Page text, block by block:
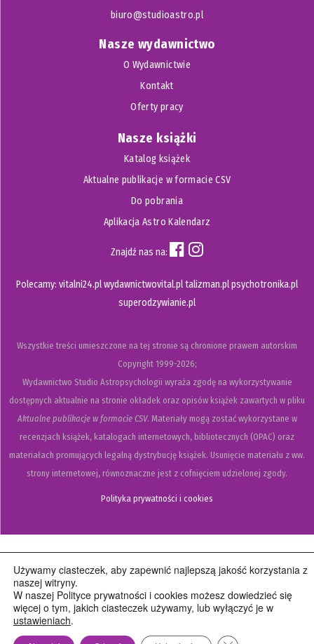
biuro@studioastro.pl
Nasze wydawnictwo
O Wydawnictwie
Kontakt
Oferty pracy
Nasze książki
Katalog książek
Aktualne publikacje w formacie CSV
Do pobrania
Aplikacja Astro Kalendarz
Znajdź nas na:
Polecamy: vitalni24.plwydawnictwovital.pltalizman.plpsychotronika.pl
superodzywianie.pl
Wszystkie treści umieszczone na tej stronie są chronione prawem autorskim
Copyright1999-2026;
Wydawnictwo Studio Astropsychologii wyraża zgodę na wykorzystywanie
dostępnych aktualnie na stronie okładek oraz opisów książek zawartych w pliku
Aktualne publikacje w formacie CSV. Materiały mogą zostać wykorzystane w
recenzjach książek, katalogach internetowych, bibliotecznych (OPAC) oraz
materiałach promujących legalną dystrybucję książek. Usunięcie materiału z ww.
strony internetowej, równoznaczne jest z cofnięciem udzielonej zgody.
Polityka prywatności i cookies
Używamy ciasteczek, aby zapewnić najlepszą jakość korzystania z
naszej witryny.
W naszej Polityce prywatności i cookies możesz dowiedzieć się
więcej o tym, jakich ciasteczek używamy, lub wyłączyć je w
ustawieniach.